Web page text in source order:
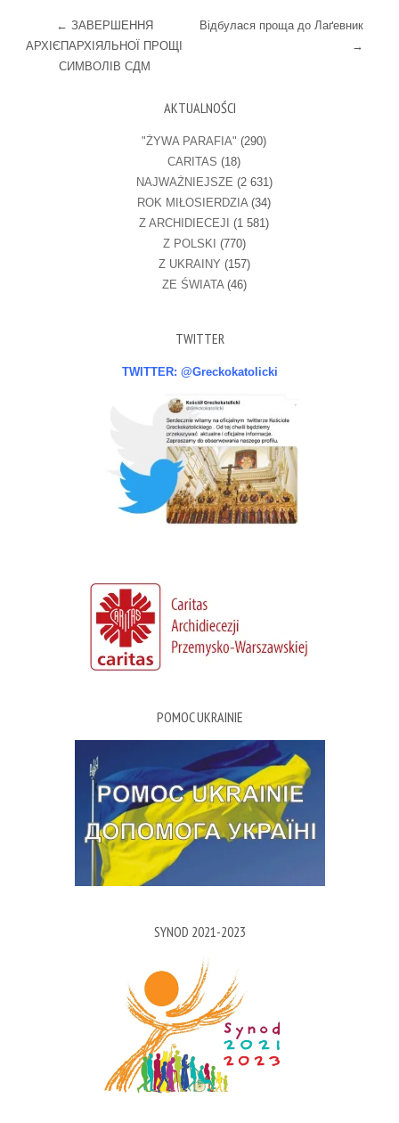
Post navigation
← ЗАВЕРШЕННЯ
АРХІЄПАРХІЯЛЬНОЇ ПРОЩІ
СИМВОЛІВ СДМ
Відбулася проща до Лаґевник
→
AKTUALNOŚCI
"ŻYWA PARAFIA" (290)
CARITAS (18)
NAJWAŻNIEJSZE (2 631)
ROK MIŁOSIERDZIA (34)
Z ARCHIDIECEJI (1 581)
Z POLSKI (770)
Z UKRAINY (157)
ZE ŚWIATA(46)
TWITTER
TWITTER: @Greckokatolicki
POMOC UKRAINIE
SYNOD 2021-2023